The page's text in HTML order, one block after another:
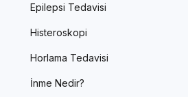
Epilepsi Tedavisi
Histeroskopi
Horlama Tedavisi
İnme Nedir?